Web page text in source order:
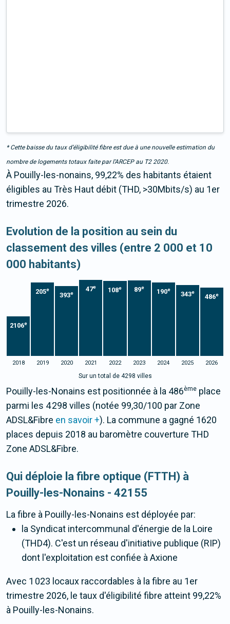
* Cette baisse du taux d’éligibilité fibre est due à une nouvelle estimation du
nombre de logements totaux faite par l’ARCEP au T2 2020.
À Pouilly-les-nonains, 99,22% des habitants étaient
éligibles au Très Haut débit (THD, >30Mbits/s) au 1er
trimestre 2026.
Evolution de la position au sein du
classement des villes (entre 2 000 et 10
000 habitants)
2106e
205e
393e
47e 108e 89e
190e
343e
486e
2018 2019 2020 2021 2022 2023 2024 2025 2026
Sur un total de 4298 villes
Pouilly-les-Nonains est positionnée à la 486ème place
parmi les 4 298 villes (notée 99,30/100 par Zone
ADSL&Fibre en savoir +). La commune a gagné 1620
places depuis 2018 au baromètre couverture THD
Zone ADSL&Fibre.
Qui déploie la fibre optique (FTTH) à
Pouilly-les-Nonains - 42155
La fibre à Pouilly-les-Nonains est déployée par:
la Syndicat intercommunal d'énergie de la Loire
(THD4). C'est un réseau d'initiative publique (RIP)
dont l'exploitation est confiée à Axione
Avec 1 023 locaux raccordables à la fibre au 1er
trimestre 2026, le taux d'éligibilité fibre atteint 99,22%
à Pouilly-les-Nonains.